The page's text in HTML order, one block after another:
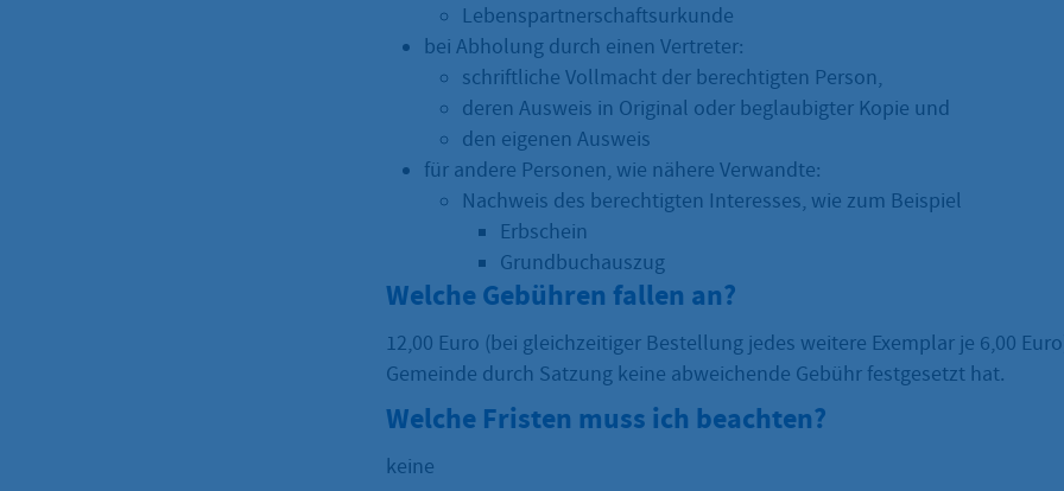
Lebenspartnerschaftsurkunde
bei Abholung durch einen Vertreter:
schriftliche Vollmacht der berechtigten Person,
deren Ausweis in Original oder beglaubigter Kopie und
den eigenen Ausweis
für andere Personen, wie nähere Verwandte:
Nachweis des berechtigten Interesses, wie zum Beispiel
Erbschein
Grundbuchauszug
Welche Gebühren fallen an?
12,00 Euro (bei gleichzeitiger Bestellung jedes weitere Exemplar je 6,00
Gemeinde durch Satzung keine abweichende Gebühr festgesetzt hat.
Welche Fristen muss ich beachten?
keine